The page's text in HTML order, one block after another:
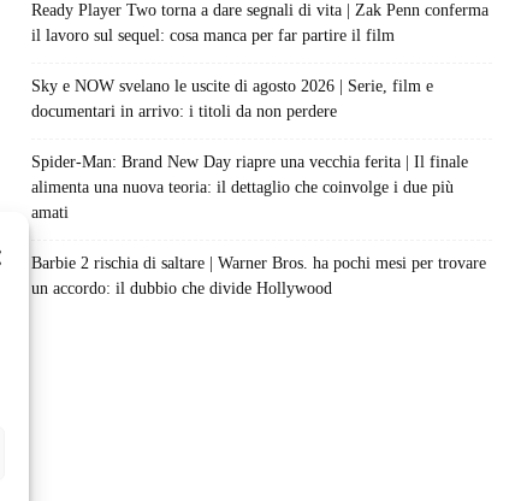
Ready Player Two torna a dare segnali di vita | Zak Penn conferma
il lavoro sul sequel: cosa manca per far partire il film
Sky e NOW svelano le uscite di agosto 2026 | Serie, film e
documentari in arrivo: i titoli da non perdere
Spider-Man: Brand New Day riapre una vecchia ferita | Il finale
alimenta una nuova teoria: il dettaglio che coinvolge i due più
amati
Barbie 2 rischia di saltare | Warner Bros. ha pochi mesi per trovare
un accordo: il dubbio che divide Hollywood